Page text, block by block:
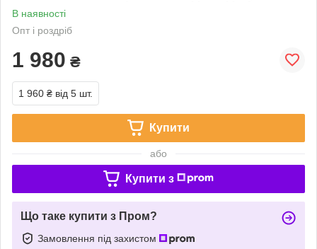
В наявності
Опт і роздріб
1 980 ₴
1 960 ₴ від 5 шт.
Купити
або
Купити з
Що таке купити з Пром?
Замовлення під захистом